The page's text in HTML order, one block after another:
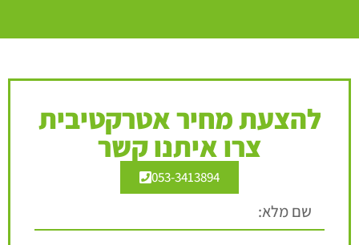
להצעת מחיר אטרקטיבית
צרו איתנו קשר
053-3413894